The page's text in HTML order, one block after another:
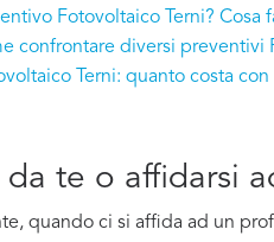
Fotovoltaico Terni? Cosa
confrontare diversi preventivi
Terni: quanto costa
da te o affidarsi
quando ci si affida ad un